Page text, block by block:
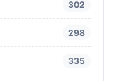
302
298
335